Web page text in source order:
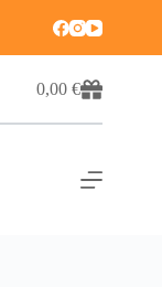
0,00€